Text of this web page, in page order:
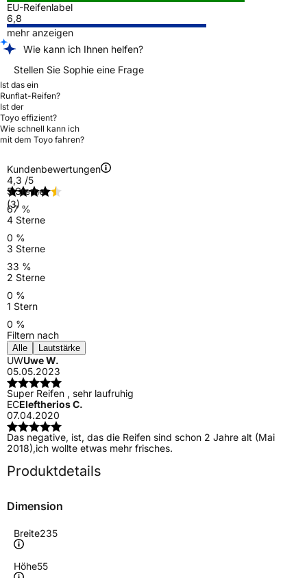
EU-Reifenlabel
6,8
mehr anzeigen
Wie kann ich Ihnen helfen?
Stellen Sie Sophie eine Frage
Ist das ein
Runflat-Reifen?
Ist der
Toyo effizient?
Wie schnell kann ich
mit dem Toyo fahren?
Kundenbewertungen
4,3 /5
(3)
5 Sterne
67 %
4 Sterne
0 %
3 Sterne
33 %
2 Sterne
0 %
1 Stern
0 %
Filtern nach
Alle Lautstärke
UWUwe W.
05.05.2023
Super Reifen , sehr laufruhig
ECEleftherios C.
07.04.2020
Das negative, ist, das die Reifen sind schon 2 Jahre alt (Mai
2018),ich wollte etwas mehr frisches.
Produktdetails
Dimension
Breite235
Höhe55